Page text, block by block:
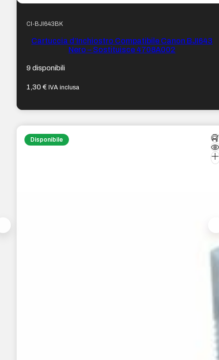
CI-BJI643BK
Cartuccia d’Inchiostro Compatibile Canon BJI643
Nero – Sostituisce 4708A002
9 disponibili
1,30€ IVA inclusa
Disponibile